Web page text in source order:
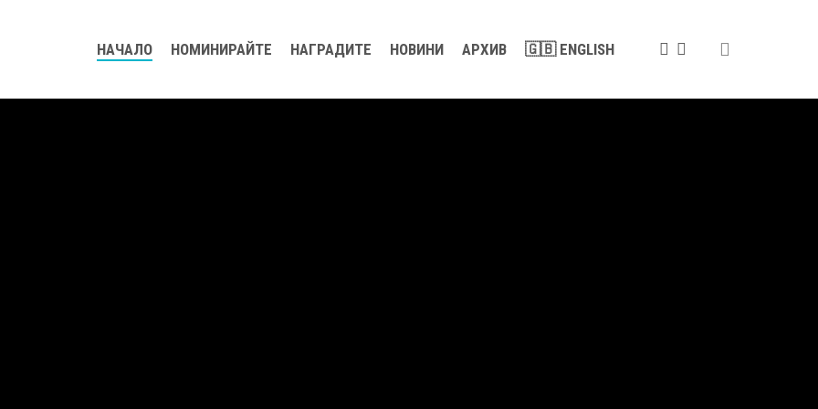
НАЧАЛО НОМИНИРАЙТЕ НАГРАДИТЕ НОВИНИ АРХИВ 🇬🇧 ENGLISH FACEBOOK
YOUTUBE